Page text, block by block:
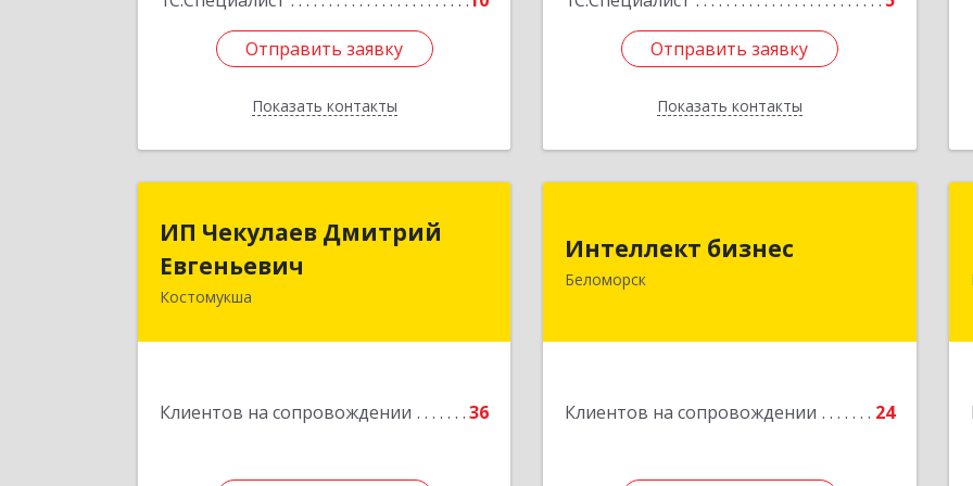
Отправить заявку
Показать контакты
Отправить заявку
Назад
Отправить заявку
Показать контакты
Отправить заявку
Назад
ИП Чекулаев Дмитрий
Евгеньевич
Костомукша
Клиентов на сопровождении 36
ИП Чекулаев Дмитрий
Евгеньевич
Интеллект бизнес
Беломорск
Клиентов на сопровождении 24